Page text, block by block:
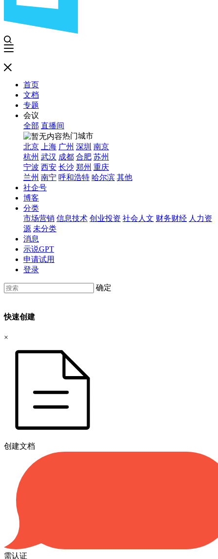
首页
文档
专题
会议
全部 直播间
热门城市
北京
上海 广州 深圳 南京
杭州 武汉 成都 合肥 苏州
宁波 西安 长沙 郑州 重庆
兰州 南宁 呼和浩特 哈尔滨 其他
社企号
博客
分类
市场营销 信息技术 创业投资 社会人文 财务财经 人力资
源 未分类
消息
示说GPT
申请试用
登录
确定
快速创建
×
创建文档
需认证